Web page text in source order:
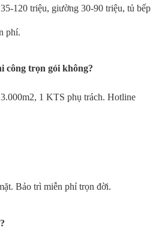
120 triệu, giường 30-90 triệu, tủ bếp
phí.
công trọn gói không?
1 KTS phụ trách. Hotline
Bảo trì miễn phí trọn đời.